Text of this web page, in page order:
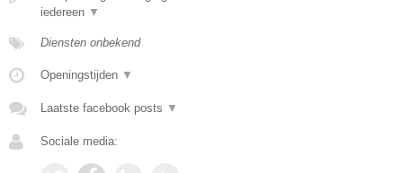
iedereen ▼
Diensten onbekend
Openingstijden ▼
Laatste facebook posts ▼
Sociale media: